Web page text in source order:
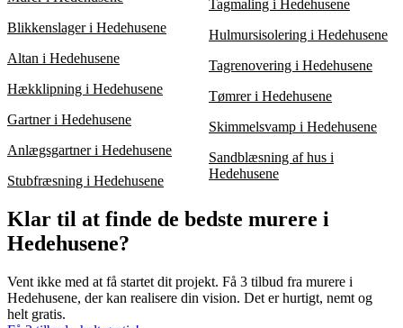
Blikkenslager i Hedehusene
Altan i Hedehusene
Hækklipning i Hedehusene
Gartner i Hedehusene
Anlægsgartner i Hedehusene
Stubfræsning i Hedehusene
Tagmaling i Hedehusene
Hulmursisolering i Hedehusene
Tagrenovering i Hedehusene
Tømrer i Hedehusene
Skimmelsvamp i Hedehusene
Sandblæsning af hus i
Hedehusene
Klar til at finde de bedste murere i
Hedehusene?
Vent ikke med at få startet dit projekt. Få 3 tilbud fra murere i
Hedehusene, der kan realisere din vision. Det er hurtigt, nemt og
helt gratis.